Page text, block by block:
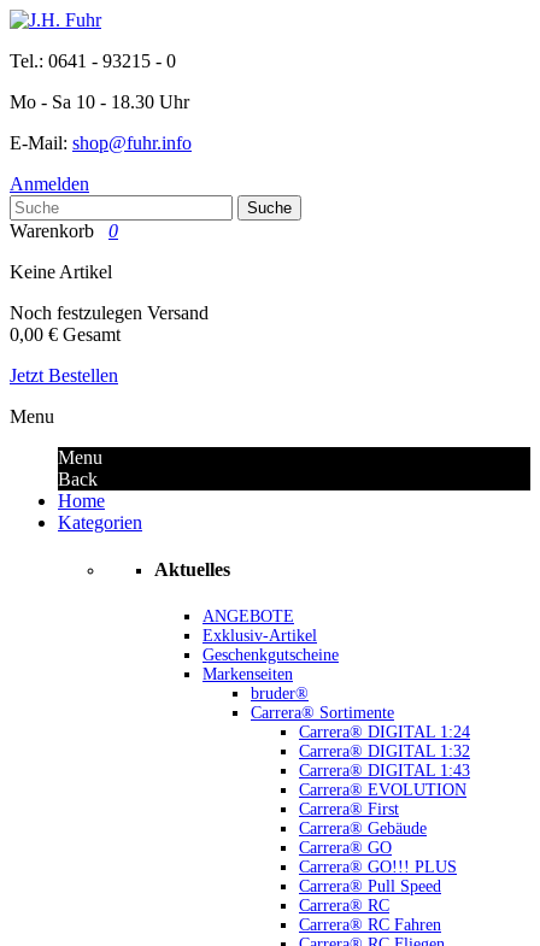
Tel.: 0641 - 93215 - 0
Mo - Sa 10 - 18.30 Uhr
E-Mail: shop@fuhr.info
Anmelden
Suche
Warenkorb
0
Keine Artikel
Noch festzulegen Versand
0,00 € Gesamt
Jetzt Bestellen
Menu
Menu
Back
Home
Kategorien
Aktuelles
ANGEBOTE
Exklusiv-Artikel
Geschenkgutscheine
Markenseiten
bruder®
Carrera® Sortimente
Carrera® DIGITAL 1:24
Carrera® DIGITAL 1:32
Carrera® DIGITAL 1:43
Carrera® EVOLUTION
Carrera® First
Carrera® Gebäude
Carrera® GO
Carrera® GO!!! PLUS
Carrera® Pull Speed
Carrera® RC
Carrera® RC Fahren